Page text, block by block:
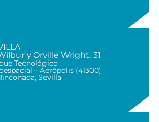
y Orville Wright, 31
Tecnológico
– Aerópolis (41300)
Sevilla